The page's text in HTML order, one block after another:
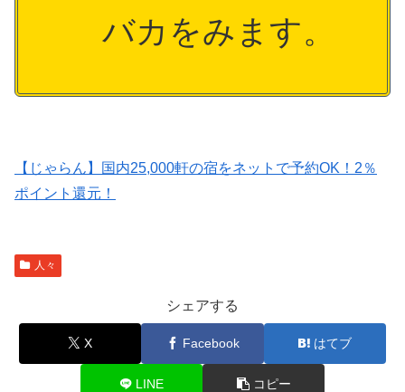
バカをみます。
【じゃらん】国内25,000軒の宿をネットで予約OK！2％
ポイント還元！
人々
シェアする
X Facebook はてブ
LINE コピー